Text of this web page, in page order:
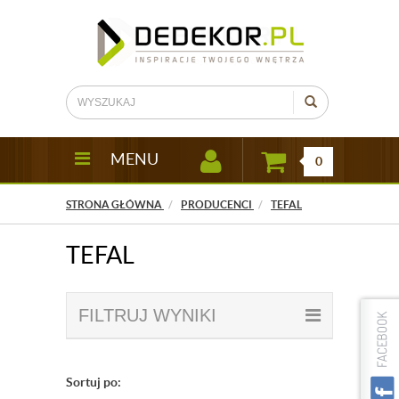
MENU 0
STRONA GŁÓWNA PRODUCENCI TEFAL
TEFAL
FILTRUJ WYNIKI
Sortuj po: